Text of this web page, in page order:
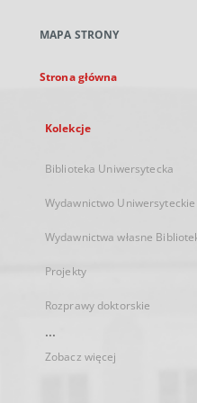
karcie
MAPA STRONY
Strona główna
Kolekcje
Biblioteka Uniwersytecka
Wydawnictwo Uniwersyteckie
Wydawnictwa własne
Projekty
Rozprawy doktorskie
...
Zobacz więcej